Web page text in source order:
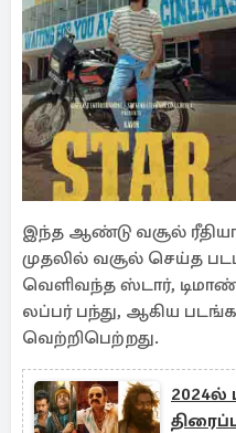
இந்த ஆண்டு வசூல்
முதலில் வசூல் செய்த
வெளிவந்த ஸ்டார்,
லப்பர் பந்து, ஆகிய
வெற்றிபெற்றது.